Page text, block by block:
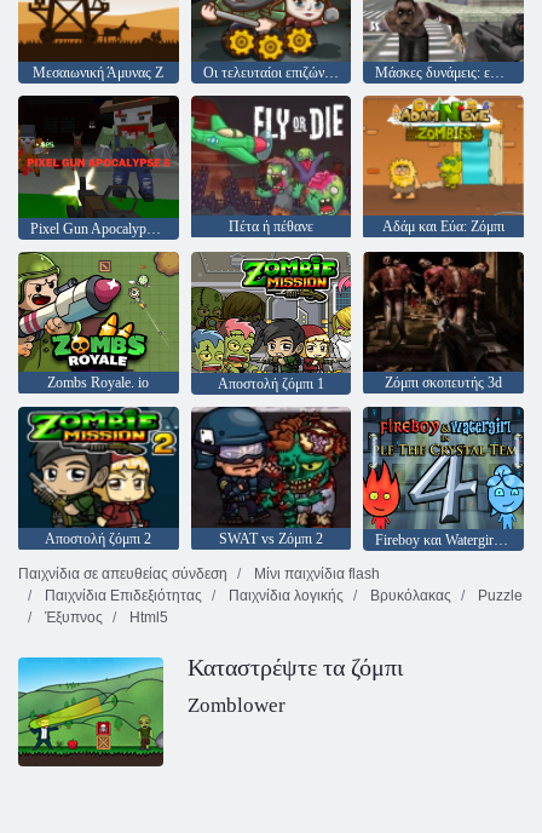
Μεσαιωνική Άμυνας Z Οι τελευταίοι επιζώντες Μάσκες δυνάμεις: επιβίωση ζόμπι
Πέτα ή πέθανε Αδάμ και Εύα: Ζόμπι
Zombs Royale. io Αποστολή ζόμπι 1 Ζόμπι σκοπευτής 3d
Αποστολή ζόμπι 2 SWAT vs Ζόμπι 2
Fireboy και Watergirl 4: Crystal Temple
Παιχνίδια σε απευθείας σύνδεση
Μίνι παιχνίδια flash
Παιχνίδια Επιδεξιότητας
Παιχνίδια λογικής Βρυκόλακας
Puzzle
Έξυπνος
Html5
Καταστρέψτε τα ζόμπι
Zomblower